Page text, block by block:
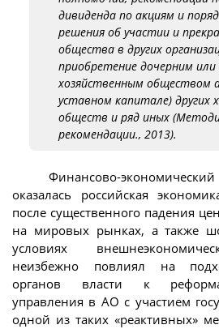
дивиденда по акциям и
решения об участии и
общества в других
приобретение дочерним
хозяйственным обществом
уставном капитале) других
обществ и ряд иных
рекомендации., 2013).
Финансово-
оказалась российская
после существенного падения
на мировых рынках, а также
условиях
неизбежно повлиял на
органов власти к
управления в АО с участием
одной из таких «реактивных»